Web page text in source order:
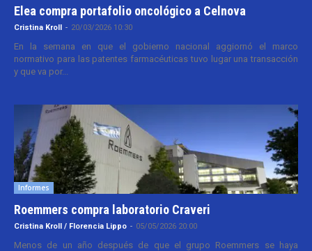
Elea compra portafolio oncológico a Celnova
Cristina Kroll - 20/03/2026 10:30
En la semana en que el gobierno nacional aggiornó el marco
normativo para las patentes farmacéuticas tuvo lugar una transacción
y que va por...
Informes
Roemmers compra laboratorio Craveri
Cristina Kroll / Florencia Lippo - 05/05/2026 20:00
Menos de un año después de que el grupo Roemmers se haya